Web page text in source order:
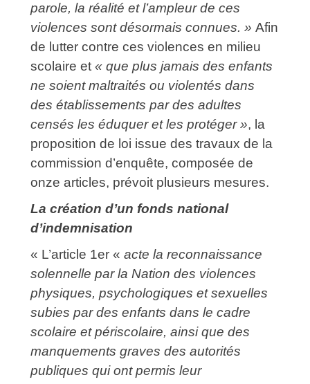
parole, la réalité et l’ampleur de ces
violences sont désormais connues. » Afin
de lutter contre ces violences en milieu
scolaire et « que plus jamais des enfants
ne soient maltraités ou violentés dans
des établissements par des adultes
censés les éduquer et les protéger », la
proposition de loi issue des travaux de la
commission d’enquête, composée de
onze articles, prévoit plusieurs mesures.
La création d’un fonds national
d’indemnisation
« L’article 1er « acte la reconnaissance
solennelle par la Nation des violences
physiques, psychologiques et sexuelles
subies par des enfants dans le cadre
scolaire et périscolaire, ainsi que des
manquements graves des autorités
publiques qui ont permis leur